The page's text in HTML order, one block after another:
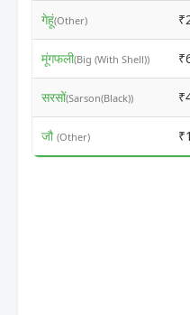
गेहूं(Other)
मूंगफली(Big (With Shell))
सरसों(Sarson(Black))
जौ (Other)